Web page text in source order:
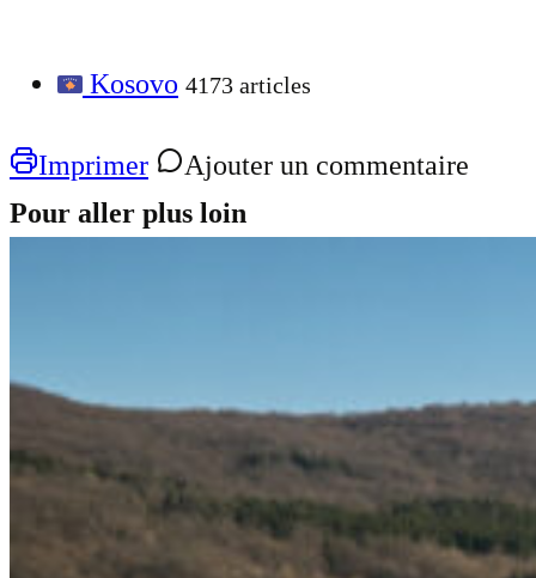
Kosovo 4173 articles
Imprimer
Ajouter un commentaire
Pour aller plus loin